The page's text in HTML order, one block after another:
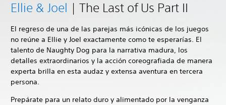
Ellie & Joel | The Last of Us Part II
El regreso de una de las parejas más icónicas de los juegos
no reúne a Ellie y Joel exactamente como te esperarías. El
talento de Naughty Dog para la narrativa madura, los
detalles extraordinarios y la acción coreografiada de manera
experta brilla en esta audaz y extensa aventura en tercera
persona.
Prepárate para un relato duro y alimentado por la venganza